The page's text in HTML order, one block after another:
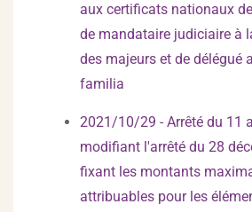
aux certificats nationaux
de mandataire judiciaire à
des majeurs et de délégué
familia
2021/10/29 - Arrêté du 11
modifiant l'arrêté du 28
fixant les montants
attribuables pour les